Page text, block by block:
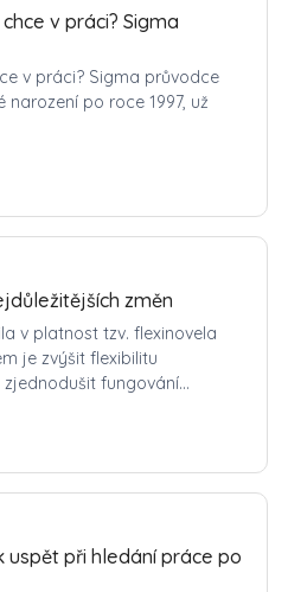
v práci? Sigma
v práci? Sigma průvodce
po roce 1997, už
změn
v platnost tzv. flexinovela
je zvýšit flexibilitu
fungování...
uspět při hledání práce po